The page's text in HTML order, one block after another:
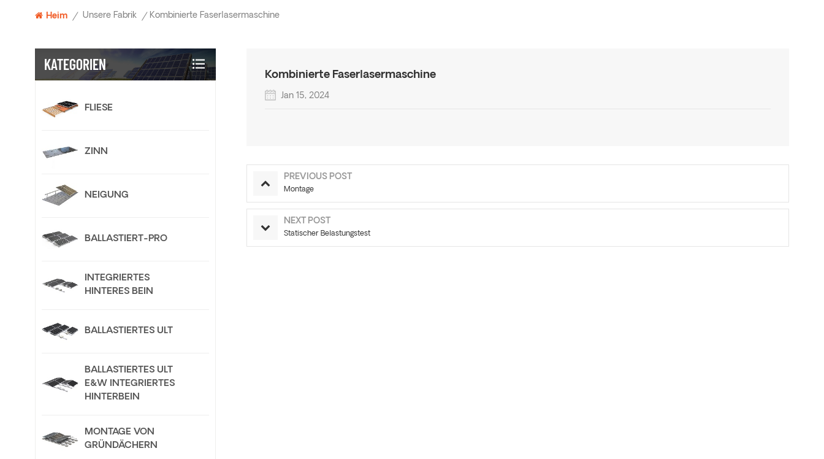
Heim / Unsere Fabrik / Kombinierte Faserlasermaschine
Kombinierte Faserlasermaschine
Jan 15, 2024
PREVIOUS POST
Montage
NEXT POST
Statischer Belastungstest
KATEGORIEN
FLIESE
ZINN
NEIGUNG
BALLASTIERT-PRO
INTEGRIERTES
HINTERES BEIN
BALLASTIERTES ULT
BALLASTIERTES ULT
E&W INTEGRIERTES
HINTERBEIN
MONTAGE VON
GRÜNDÄCHERN